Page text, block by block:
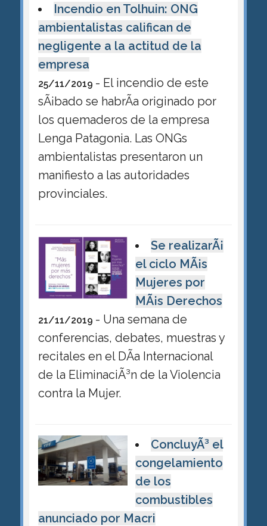
Incendio en Tolhuin: ONG
ambientalistas califican de
negligente a la actitud de la
empresa
25/11/2019 - El incendio de este
sÃ¡bado se habrÃ­a originado por
los quemaderos de la empresa
Lenga Patagonia. Las ONGs
ambientalistas presentaron un
manifiesto a las autoridades
provinciales.
Se realizarÃ¡
el ciclo MÃ¡s
Mujeres por
MÃ¡s Derechos
21/11/2019 - Una semana de
conferencias, debates, muestras y
recitales en el DÃ­a Internacional
de la EliminaciÃ³n de la Violencia
contra la Mujer.
ConcluyÃ³ el
congelamiento
de los
combustibles
anunciado por Macri